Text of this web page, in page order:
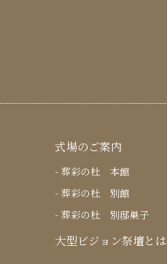
式場のご案内
葬彩の杜 本館
葬彩の杜 別館
葬彩の杜 別邸巣子
大型ビジョン祭壇とは